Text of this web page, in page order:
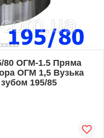
80 ОГМ-1.5 Пряма
ОГМ 1,5 Вузька
195/85